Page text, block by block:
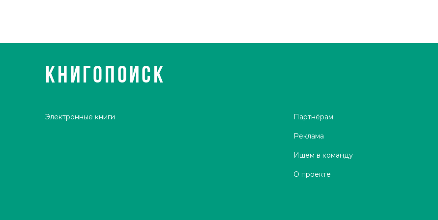
КНИГОПОИСК
Электронные книги Партнёрам
Реклама
Ищем в команду
О проекте